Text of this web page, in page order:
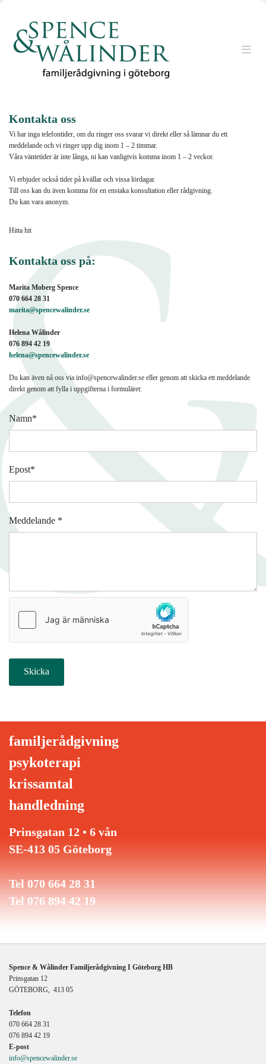
Kontakta oss
Vi har inga telefontider, om du ringer oss svarar vi direkt eller så lämnar du ett
meddelande och vi ringer upp dig inom 1 – 2 timmar.
Våra väntetider är inte långa, ni kan vanligtvis komma inom 1 – 2 veckor.
Vi erbjuder också tider på kvällar och vissa lördagar.
Till oss kan du även komma för en enstaka konsultation eller rådgivning.
Du kan vara anonym.
Hitta hit
Kontakta oss på:
Marita Moberg Spence
070 664 28 31
marita@spencewalinder.se
Helena Wålinder
076 894 42 19
helena@spencewalinder.se
Du kan även nå oss via info@spencewalinder.se eller genom att skicka ett meddelande
direkt genom att fylla i uppgifterna i formuläret:
Namn*
Epost*
Meddelande *
familjerådgivning
psykoterapi
krissamtal
handledning
Prinsgatan 12 • 6 vån
SE-413 05 Göteborg
Tel 070 664 28 31
Tel 076 894 42 19
Spence & Wålinder Familjerådgivning I Göteborg HB
Prinsgatan 12
GÖTEBORG, 413 05
Telefon
070 664 28 31
076 894 42 19
E-post
info@spencewalinder.se